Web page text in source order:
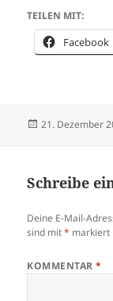
TEILEN MIT:
Facebook
Veröffentlicht
21. Dezember
Schreibe
Deine E-Mail-
sind mit* markiert
KOMMENTAR*